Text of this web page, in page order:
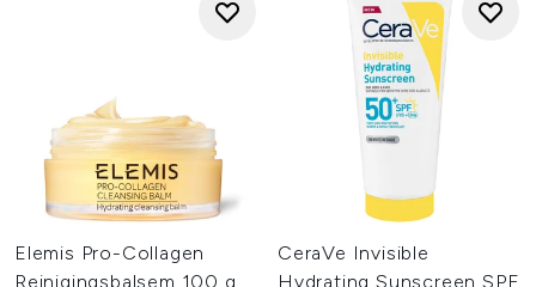
Elemis Pro-Collagen
Reinigingsbalsem 100 g
CeraVe Invisible
Hydrating Sunscreen SPF